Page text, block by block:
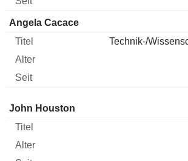
Angela Cacace
Technik-/
Verwaltungsratsmitglied
John Houston